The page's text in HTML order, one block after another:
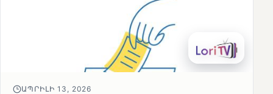
ԱՊՐԻԼԻ 13, 2026